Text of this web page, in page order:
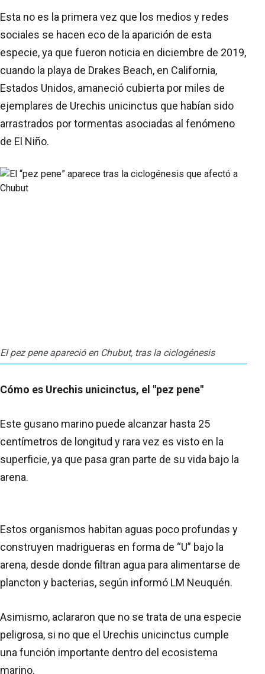
Esta no es la primera vez que los medios y redes
sociales se hacen eco de la aparición de esta
especie, ya que fueron noticia en diciembre de 2019,
cuando la playa de Drakes Beach, en California,
Estados Unidos, amaneció cubierta por miles de
ejemplares de Urechis unicinctus que habían sido
arrastrados por tormentas asociadas al fenómeno
de El Niño.
El pez pene apareció en Chubut, tras la ciclogénesis
Cómo es Urechis unicinctus, el "pez pene"
Este gusano marino puede alcanzar hasta 25
centímetros de longitud y rara vez es visto en la
superficie, ya que pasa gran parte de su vida bajo la
arena.
Estos organismos habitan aguas poco profundas y
construyen madrigueras en forma de “U” bajo la
arena, desde donde filtran agua para alimentarse de
plancton y bacterias, según informó LM Neuquén.
Asimismo, aclararon que no se trata de una especie
peligrosa, si no que el Urechis unicinctus cumple
una función importante dentro del ecosistema
marino.